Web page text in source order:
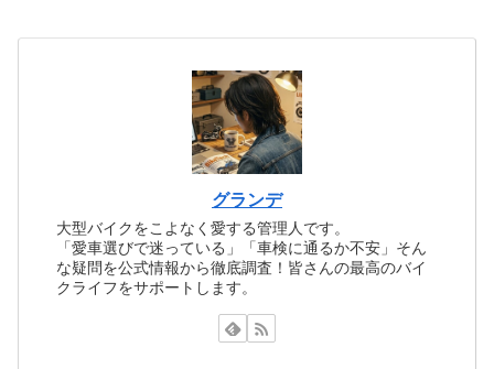
グランデ
大型バイクをこよなく愛する管理人です。
「愛車選びで迷っている」「車検に通るか不安」そん
な疑問を公式情報から徹底調査！皆さんの最高のバイ
クライフをサポートします。